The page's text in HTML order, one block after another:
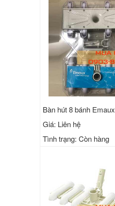
Bàn hút 8 bánh Emaux
Giá: Liên hệ
Tình trạng: Còn hàng